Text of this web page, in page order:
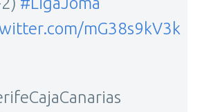
mG38s9kV3k